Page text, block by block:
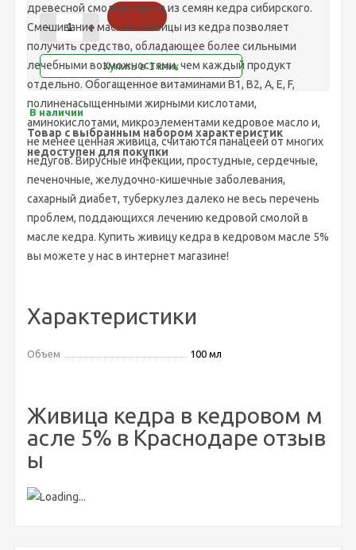
- +
В наличии
Товар с выбранным набором характеристик
недоступен для покупки
древесной смолы и масла из семян кедра сибирского.
Смешивание масла и живицы из кедра позволяет
получить средство, обладающее более сильными
лечебными возможностями, чем каждый продукт
отдельно. Обогащенное витаминами B1, B2, А, E, F,
полиненасыщенными жирными кислотами,
аминокислотами, микроэлементами кедровое масло и,
не менее ценная живица, считаются панацеей от многих
недугов. Вирусные инфекции, простудные, сердечные,
печеночные, желудочно-кишечные заболевания,
сахарный диабет, туберкулез далеко не весь перечень
проблем, поддающихся лечению кедровой смолой в
масле кедра. Купить живицу кедра в кедровом масле 5%
вы можете у нас в интернет магазине!
Характеристики
Объем 100 мл
Живица кедра в кедровом м
асле 5% в Краснодаре отзыв
ы